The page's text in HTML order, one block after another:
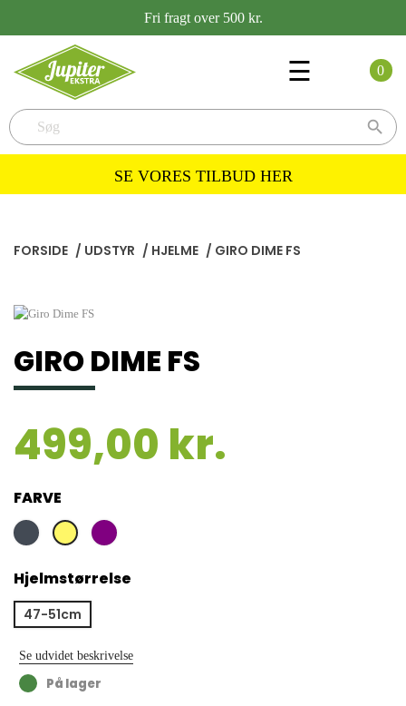
Fri fragt over 500 kr.
Toggle
☰

0
SE VORES TILBUD HER
FORSIDE / UDSTYR / HJELME / GIRO DIME FS
GIRO DIME FS
499,00 kr.
FARVE
Sort Gul Lilla
Hjelmstørrelse
47-51cm
Se udvidet beskrivelse
På lager